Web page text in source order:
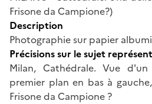
Frisone da Campione?)
Description
Photographie sur papier
Précisions sur le sujet
Milan, Cathédrale. Vue
premier plan en bas à
Frisone da Campione ?